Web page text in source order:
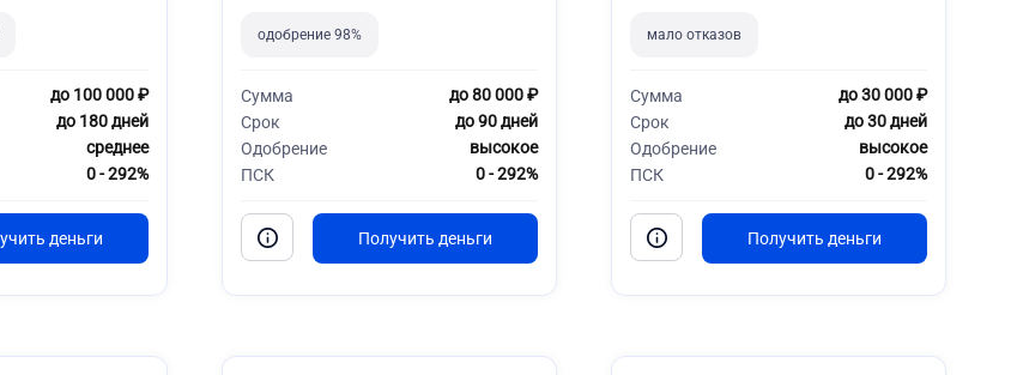
до 100 000 ₽
до 180 дней
среднее
0 - 292%
одобрение 98%
Сумма
до 80 000 ₽
Срок
до 90 дней
Одобрение
высокое
ПСК
0 - 292%
мало отказов
Сумма
до 30 000 ₽
Срок
до 30 дней
Одобрение
высокое
ПСК
0 - 292%